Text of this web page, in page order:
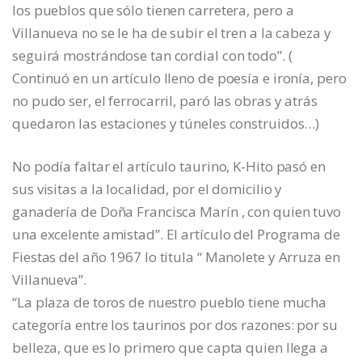
los pueblos que sólo tienen carretera, pero a
Villanueva no se le ha de subir el tren a la cabeza y
seguirá mostrándose tan cordial con todo”. (
Continuó en un artículo lleno de poesía e ironía, pero
no pudo ser, el ferrocarril, paró las obras y atrás
quedaron las estaciones y túneles construidos…)
No podía faltar el artículo taurino, K-Hito pasó en
sus visitas a la localidad, por el domicilio y
ganadería de Doña Francisca Marín , con quien tuvo
una excelente amistad”. El artículo del Programa de
Fiestas del año 1967 lo titula “ Manolete y Arruza en
Villanueva”.
“La plaza de toros de nuestro pueblo tiene mucha
categoría entre los taurinos por dos razones: por su
belleza, que es lo primero que capta quien llega a